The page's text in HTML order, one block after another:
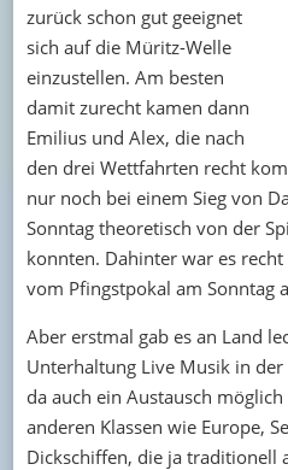
zurück schon gut geeignet
sich auf die Müritz-Welle
einzustellen. Am besten
damit zurecht kamen dann
Emilius und Alex, die nach
den drei Wettfahrten recht
nur noch bei einem Sieg von
Sonntag theoretisch von der
konnten. Dahinter war es
vom Pfingstpokal am Sonntag
Aber erstmal gab es an Land
Unterhaltung Live Musik in
da auch ein Austausch
anderen Klassen wie Europe,
Dickschiffen, die ja traditionell